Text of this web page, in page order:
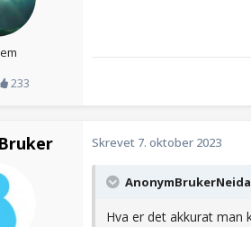
233
Skrevet 7. oktober 2023
AnonymBrukerNeida
Hva er det akkurat man